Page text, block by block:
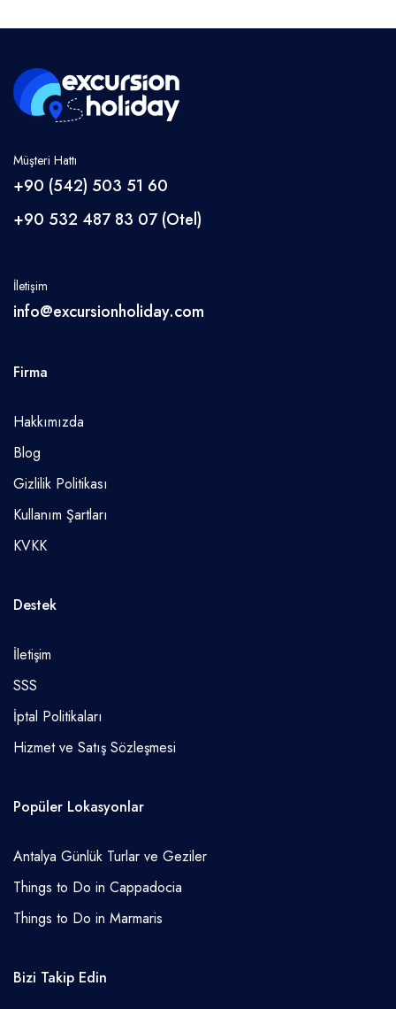
Müşteri Hattı
+90 (542) 503 51 60
+90 532 487 83 07 (Otel)
İletişim
info@excursionholiday.com
Firma
Hakkımızda
Blog
Gizlilik Politikası
Kullanım Şartları
KVKK
Destek
İletişim
SSS
İptal Politikaları
Hizmet ve Satış Sözleşmesi
Popüler Lokasyonlar
Antalya Günlük Turlar ve Geziler
Things to Do in Cappadocia
Things to Do in Marmaris
Bizi Takip Edin